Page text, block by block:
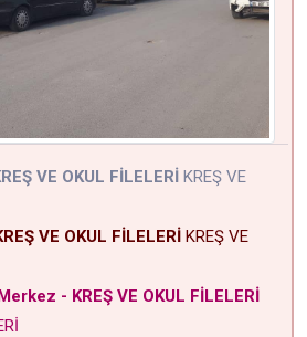
VE OKUL FİLELERİ KREŞ VE
VE OKUL FİLELERİ KREŞ VE
- KREŞ VE OKUL FİLELERİ